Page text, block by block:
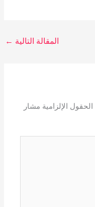
المقالة التالية ←
الحقول الإلزامية مشار